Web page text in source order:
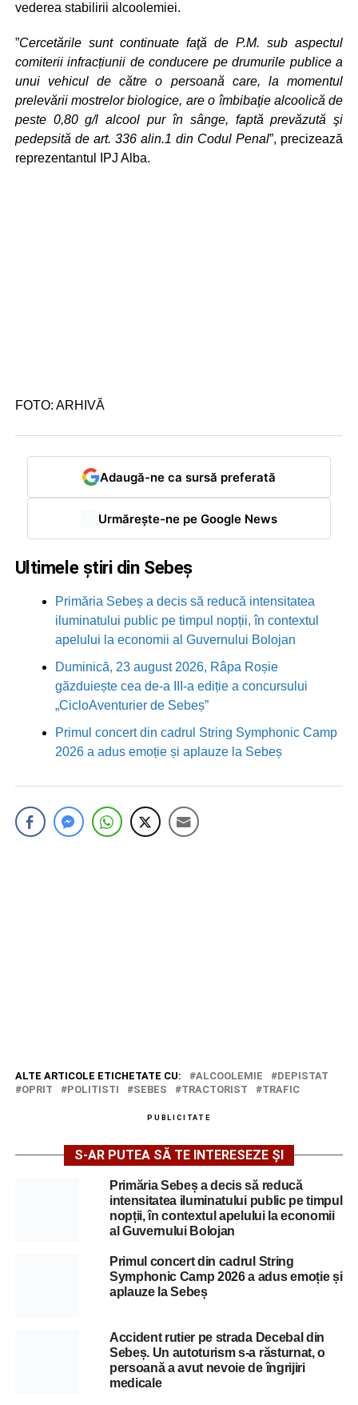
vederea stabilirii alcoolemiei.
”Cercetările sunt continuate faţă de P.M. sub aspectul
comiterii infracțiunii de conducere pe drumurile publice a
unui vehicul de către o persoană care, la momentul
prelevării mostrelor biologice, are o îmbibaţie alcoolică de
peste 0,80 g/l alcool pur în sânge, faptă prevăzută şi
pedepsită de art. 336 alin.1 din Codul Penal”, precizează
reprezentantul IPJ Alba.
FOTO: ARHIVĂ
Adaugă-ne ca sursă preferată
Urmărește-ne pe Google News
Ultimele știri din Sebeș
Primăria Sebeș a decis să reducă intensitatea
iluminatului public pe timpul nopții, în contextul
apelului la economii al Guvernului Bolojan
Duminică, 23 august 2026, Râpa Roșie
găzduiește cea de-a III-a ediție a concursului
„CicloAventurier de Sebeș”
Primul concert din cadrul String Symphonic Camp
2026 a adus emoție și aplauze la Sebeș
ALTE ARTICOLE ETICHETATE CU: ALCOOLEMIE
DEPISTAT
OPRIT
POLITISTI SEBES TRACTORIST TRAFIC
PUBLICITATE
S-AR PUTEA SĂ TE INTERESEZE ȘI
Primăria Sebeș a decis să reducă
intensitatea iluminatului public pe timpul
nopții, în contextul apelului la economii
al Guvernului Bolojan
Primul concert din cadrul String
Symphonic Camp 2026 a adus emoție și
aplauze la Sebeș
Accident rutier pe strada Decebal din
Sebeș. Un autoturism s-a răsturnat, o
persoană a avut nevoie de îngrijiri
medicale